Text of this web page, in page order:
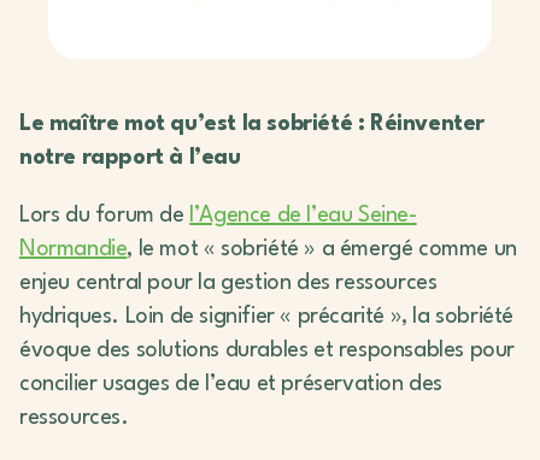
Le maître mot qu’est la sobriété : Réinventer
notre rapport à l’eau
Lors du forum de l’Agence de l’eau Seine-
Normandie, le mot « sobriété » a émergé comme un
enjeu central pour la gestion des ressources
hydriques. Loin de signifier « précarité », la sobriété
évoque des solutions durables et responsables pour
concilier usages de l’eau et préservation des
ressources.